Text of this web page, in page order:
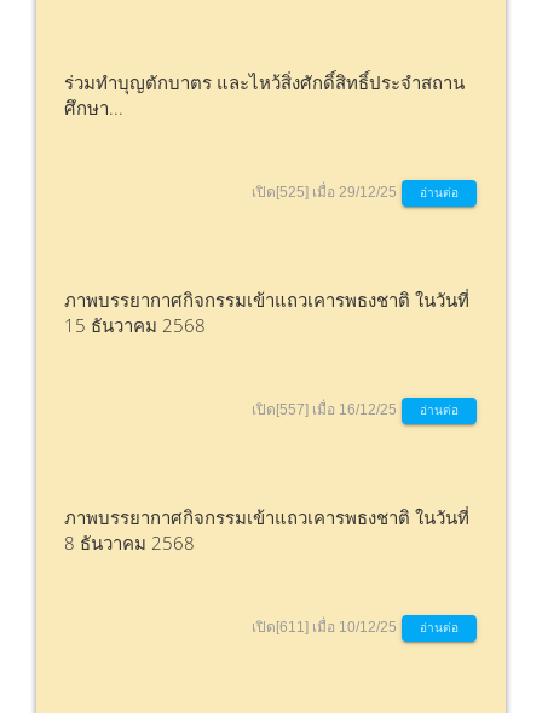
ร่วมทำบุญตักบาตร และไหว้สิ่งศักดิ์สิทธิ์ประจำสถาน
ศึกษา...
เปิด[525] เมื่อ 29/12/25 อ่านต่อ
ภาพบรรยากาศกิจกรรมเข้าแถวเคารพธงชาติ ในวันที่
15 ธันวาคม 2568
เปิด[557] เมื่อ 16/12/25 อ่านต่อ
ภาพบรรยากาศกิจกรรมเข้าแถวเคารพธงชาติ ในวันที่
8 ธันวาคม 2568
เปิด[611] เมื่อ 10/12/25 อ่านต่อ